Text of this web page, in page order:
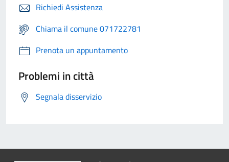
Richiedi Assistenza
Chiama il comune 071722781
Prenota un appuntamento
Problemi in città
Segnala disservizio